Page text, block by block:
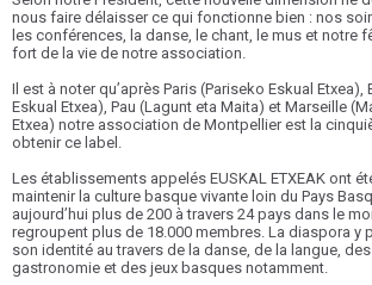
nous faire délaisser ce qui fonctionne bien : nos
les conférences, la danse, le chant, le mus et notre
fort de la vie de notre association.
Il est à noter qu’après Paris (Pariseko Eskual
Eskual Etxea), Pau (Lagunt eta Maita) et Marseille
Etxea) notre association de Montpellier est la
obtenir ce label.
Les établissements appelés EUSKAL ETXEAK ont
maintenir la culture basque vivante loin du Pays
aujourd’hui plus de 200 à travers 24 pays dans le
regroupent plus de 18.000 membres. La diaspora y
son identité au travers de la danse, de la langue,
gastronomie et des jeux basques notamment.